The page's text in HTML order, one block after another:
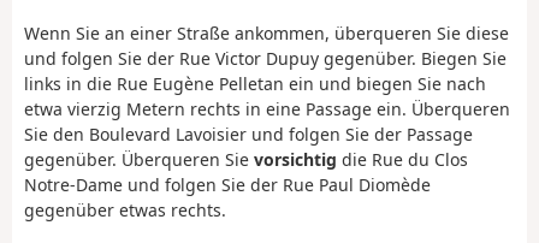
Wenn Sie an einer Straße ankommen, überqueren Sie diese
und folgen Sie der Rue Victor Dupuy gegenüber. Biegen Sie
links in die Rue Eugène Pelletan ein und biegen Sie nach
etwa vierzig Metern rechts in eine Passage ein. Überqueren
Sie den Boulevard Lavoisier und folgen Sie der Passage
gegenüber. Überqueren Sie vorsichtig die Rue du Clos
Notre-Dame und folgen Sie der Rue Paul Diomède
gegenüber etwas rechts.